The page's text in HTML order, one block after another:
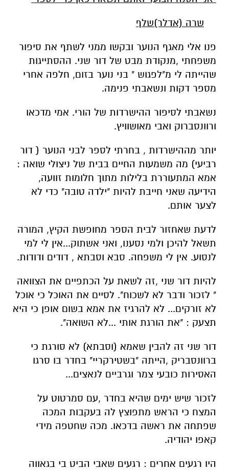
שרה (אדלר)שלף
פנו אלי מאגף הנוער ובקשו ממני לשתף את סיפור
משפחתי ,מנקודת מבט של דור שני. ההסתייגות
שהייתה לי מ"לפגוש " בני נוער בזום, חלפה אחרי
מספר דקות ונשאבתי פנימה.
נשאבתי לסיפור ההישרדות של הורי. אמי מדכאו
ורוונסברוק ואבי מאושוויץ.
יותר מההישרדות , בחרתי לספר לבני הנוער ( דור
רביעי) מה משמעות החיים בבית של ניצולי שואה :
אמא המתעוררת בלילות מתוך חלומות זוועה,
הידיעה שאני חייבת להיות "ילדה טובה" כדי לא
לצער אותם.
לדעת שאחזור לבית הספר מחופשת הקיץ, המורה
תשאל להיכן ולמי נסענו, ואני אשתוק...אין לי למי
לנסוע. אין לי משפחה. סבא וסבתא , דודים ודודות.
להיות דור שני ,זה לשאת על הכתפיים את הצוואה
" לזכור ודבר לא לשכוח". לסיים את האוכל כי אוכל
לא זורקים... לא להרגיז את אמא בשום אופן כי היא
תצעק : "את הורגת אותי ...לא השואה".
דור שני זה להבין שאמא (וסבתא) לא סורגת כי
ברוונסבריק ,הייתה "בשטירקריי" בחדר בו סרגו
האסירות כובעי צמר וגרביים לנאצים...
לזכור שיש ימים שהיא בחדר ,עם סמרטוט על
המצח כי הראש מתפוצץ לה בעקבות המכה
שפתחה את ראשה בדכאו. מכה שחטפה מידי
קאפו יהודיה.
היו רגעים אחרים : רגעים שאבי הביט בי בגאווה